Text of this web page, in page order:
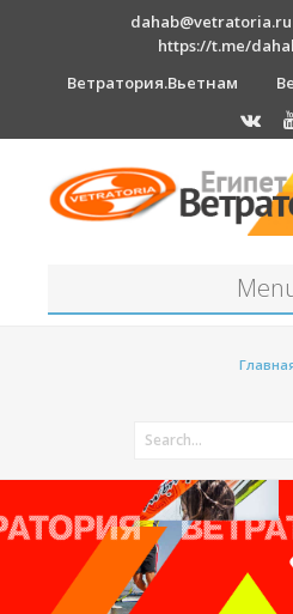
dahab@vetratoria.ru
https://t.me/
Ветратория.Вьетнам
Как к нам
Отель
Прогноз